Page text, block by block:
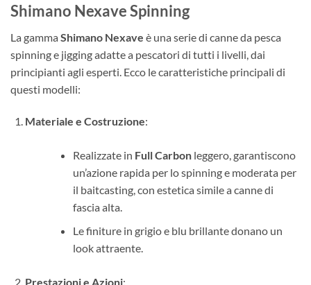
Shimano Nexave Spinning
La gamma Shimano Nexave è una serie di canne da pesca
spinning e jigging adatte a pescatori di tutti i livelli, dai
principianti agli esperti. Ecco le caratteristiche principali di
questi modelli:
Materiale e Costruzione:
Realizzate in Full Carbonleggero, garantiscono
un’azione rapida per lo spinning e moderata per
il baitcasting, con estetica simile a canne di
fascia alta.
Le finiture in grigio e blu brillante donano un
look attraente.
Prestazioni e Azioni: